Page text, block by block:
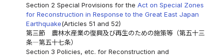
Section 2 Special Provisions for the Act on Special Zones
for Reconstruction in Response to the Great East Japan
Earthquake(Articles 51 and 52)
第三節 農林水産業の復興及び再生のための施策等（第五十三
条―第五十七条）
Section 3 Policies, etc. for Reconstruction and